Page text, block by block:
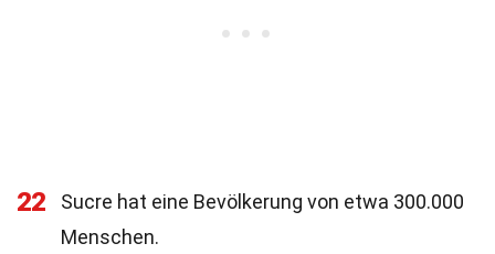
22
Sucre hat eine Bevölkerung von etwa 300.000
Menschen.